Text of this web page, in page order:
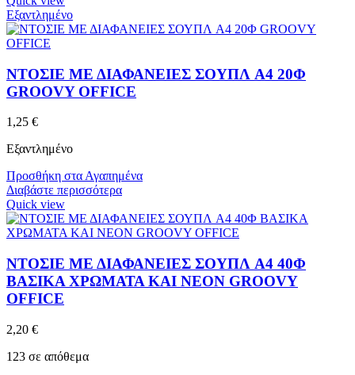
Εξαντλημένο
ΝΤΟΣΙΕ ΜΕ ΔΙΑΦΑΝΕΙΕΣ ΣΟΥΠΛ A4 20Φ
GROOVY OFFICE
1,25 €
Εξαντλημένο
Προσθήκη στα Αγαπημένα
Διαβάστε περισσότερα
Quick view
ΝΤΟΣΙΕ ΜΕ ΔΙΑΦΑΝΕΙΕΣ ΣΟΥΠΛ A4 40Φ
ΒΑΣΙΚΑ ΧΡΩΜΑΤΑ ΚΑΙ NEON GROOVY
OFFICE
2,20 €
123 σε απόθεμα